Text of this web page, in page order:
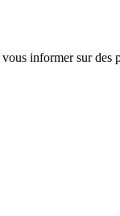
informer sur